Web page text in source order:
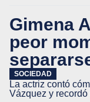
Gimena
peor
SOCIEDAD
La actriz contó
Vázquez y